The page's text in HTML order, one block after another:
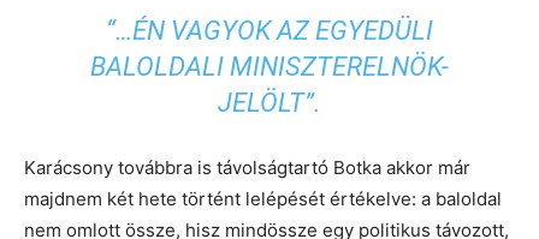
“…ÉN VAGYOK AZ EGYEDÜLI
BALOLDALI MINISZTERELNÖK-
JELÖLT”.
Karácsony továbbra is távolságtartó Botka akkor már
majdnem két hete történt lelépését értékelve: a baloldal
nem omlott össze, hisz mindössze egy politikus távozott,